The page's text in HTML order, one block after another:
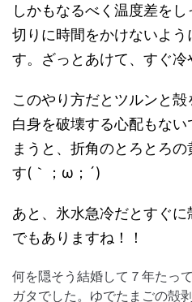
しかもなるべく温度差を
切りに時間をかけないよう
す。ざっとあけて、すぐ冷
このやり方だとツルンと殻
白身を破壊する心配もな
まうと、折角のとろとろ
す(｀；ω；´)
あと、氷水急冷だとすぐ
でもありますね！！
何を隠そう結婚して７年たっ
ガタでした。ゆでたまごの殻